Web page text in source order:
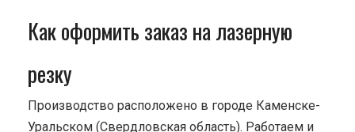
Как оформить заказ на лазерную
резку
Производство расположено в городе Каменске-
Уральском (Свердловская область). Работаем и